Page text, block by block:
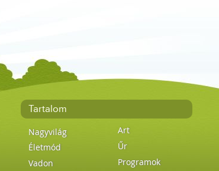
Tartalom
Nagyvilág
Életmód
Vadon
Art
Űr
Programok